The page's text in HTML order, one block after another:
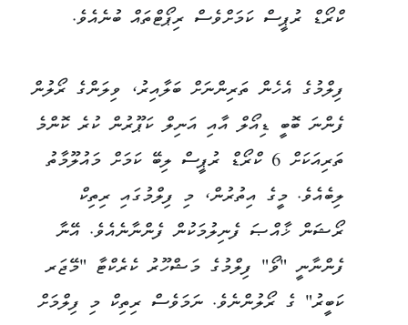
ކްރޯޑް ރުޕީސް ކަމަށްވެސް ރިޕޯޓްތައް ބުނެއެވެ.
ފިލްމުގެ އެހެން ތަރިންނަށް ބަލާއިރު، ވިލަންގެ ރޯލުން
ފެންނަ ބޮބީ ޑިއޯލް އާއި އަނިލް ކަޕޫރުން ކުރެ ކޮންމެ
ތަރިއަކަށް 6 ކްރޯޑް ރުޕީސް ލިބޭ ކަމަށް މައުލޫމާތު
ލިބެއެވެ. މީގެ އިތުރުން، މި ފިލްމުގައި ރިތިކް
ރޯޝަން ޚާއްޞަ ފެނިލުމަކުން ފެންނާނެއެވެ. އޭނާ
ފެންނާނީ "ވޯ" ފިލްމުގެ މަޝްހޫރު ކެރެކްޓާ "މޭޖަރ
ކަބީރު" ގެ ރޯލުންނެވެ. ނަމަވެސް ރިތިކް މި ފިލްމަށް